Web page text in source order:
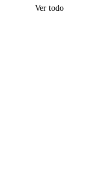
Ver todo